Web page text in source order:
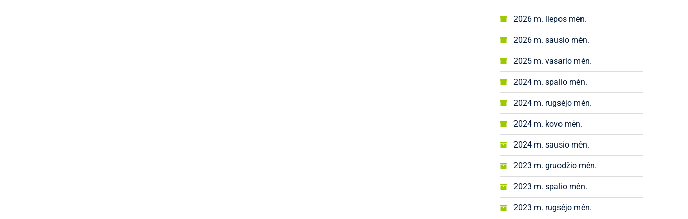
2026 m. liepos mėn.
2026 m. sausio mėn.
2025 m. vasario mėn.
2024 m. spalio mėn.
2024 m. rugsėjo mėn.
2024 m. kovo mėn.
2024 m. sausio mėn.
2023 m. gruodžio mėn.
2023 m. spalio mėn.
2023 m. rugsėjo mėn.